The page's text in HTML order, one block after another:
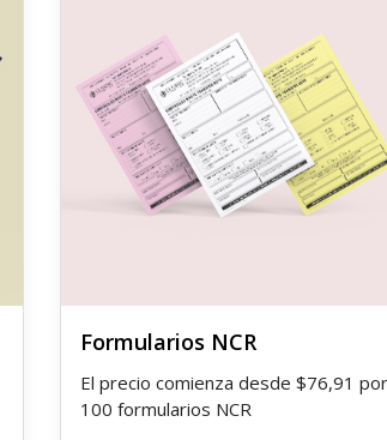
Formularios NCR
El precio comienza desde $76,91 por
100 formularios NCR